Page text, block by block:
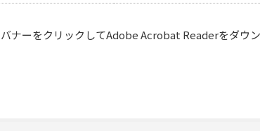
ナーをクリックしてAdobe Acrobat Readerをダウ